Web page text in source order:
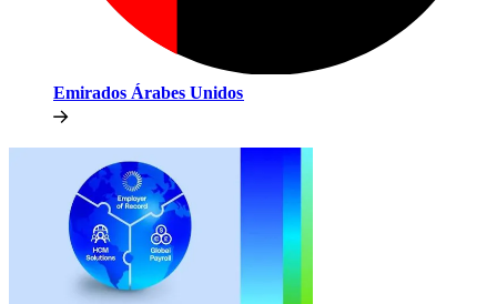
Emirados Árabes Unidos​​